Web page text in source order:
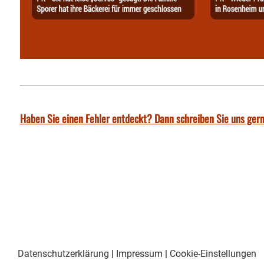
Haben Sie einen Fehler entdeckt? Dann schreiben Sie uns
Datenschutzerklärung | Impressum | Cookie-Einstellungen